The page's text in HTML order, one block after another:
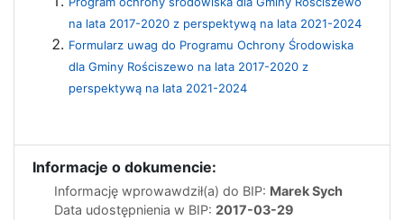
na lata 2017-2020 z perspektywą na lata 2021-2024
Formularz uwag do Programu Ochrony Środowiska
dla Gminy Rościszewo na lata 2017-2020 z
perspektywą na lata 2021-2024
Informacje o dokumencie:
Informację wprowawdził(a) do BIP: Marek Sych
Data udostępnienia w BIP: 2017-03-29